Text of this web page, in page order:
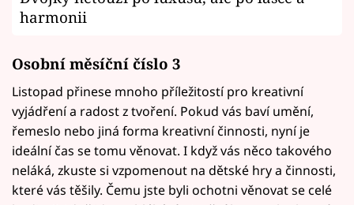
harmonii
Osobní měsíční číslo 3
Listopad přinese mnoho příležitostí pro kreativní
vyjádření a radost z tvoření. Pokud vás baví umění,
řemeslo nebo jiná forma kreativní činnosti, nyní je
ideální čas se tomu věnovat. I když vás něco takového
neláká, zkuste si vzpomenout na dětské hry a činnosti,
které vás těšily. Čemu jste byli ochotni věnovat se celé